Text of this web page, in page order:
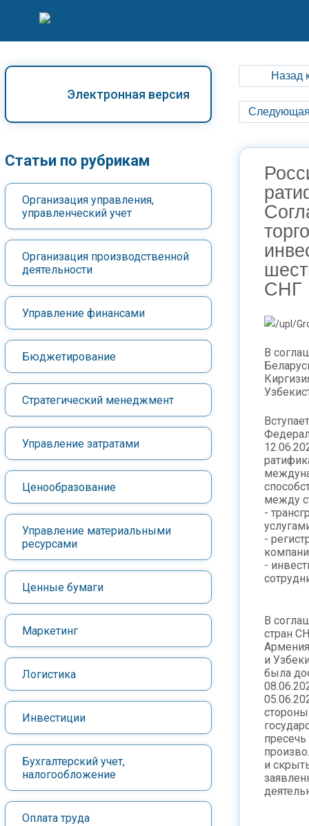
Электронная версия
Статьи по рубрикам
Организация управления,
управленческий учет
Организация производственной
деятельности
Управление финансами
Бюджетирование
Стратегический менеджмент
Управление затратами
Ценообразование
Управление материальными
ресурсами
Ценные бумаги
Маркетинг
Логистика
Инвестиции
Бухгалтерский учет,
налогообложение
Оплата труда
Назад
Следующая
СНГ
В
между
-
-
-
В
стран
и
была
и